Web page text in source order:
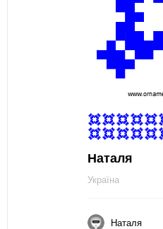
Наталя
Україна
Наталя